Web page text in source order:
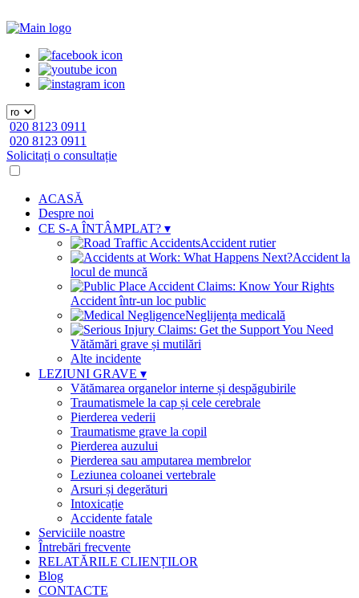
020 8123 0911
020 8123 0911
Solicitați o consultație
ACASĂ
Despre noi
CE S-A ÎNTÂMPLAT? ▾
Accident rutier
Accident la
locul de muncă
Accident într-un loc public
Neglijența medicală
Vătămări grave și mutilări
Alte incidente
LEZIUNI GRAVE ▾
Vătămarea organelor interne și despăgubirile
Traumatismele la cap și cele cerebrale
Pierderea vederii
Traumatisme grave la copil
Pierderea auzului
Pierderea sau amputarea membrelor
Leziunea coloanei vertebrale
Arsuri și degerături
Intoxicație
Accidente fatale
Serviciile noastre
Întrebări frecvente
RELATĂRILE CLIENȚILOR
Blog
CONTACTE